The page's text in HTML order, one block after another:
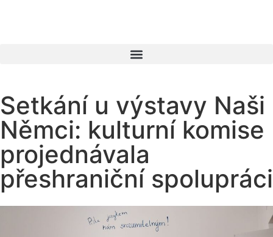
Setkání u výstavy Naši
Němci: kulturní komise
projednávala
přeshraniční spolupráci